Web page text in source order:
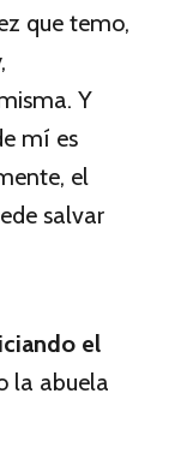
que temo,
Y
mí es
el
salvar
el
la abuela